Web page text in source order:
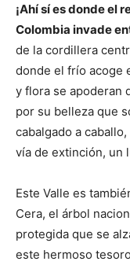
¡Ahí sí es donde el
Colombia invade
de la cordillera
donde el frío acoge
y flora se apoderan
por su belleza que
cabalgado a
vía de extinción, un
Este Valle es
Cera, el árbol
protegida que se
este hermoso